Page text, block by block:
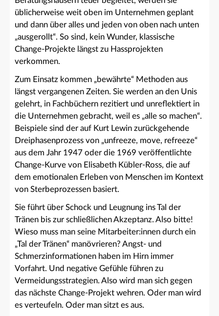
üblicherweise weit oben im Unternehmen geplant
und dann über alles und jeden von oben nach unten
„ausgerollt“. So sind, kein Wunder, klassische
Change-Projekte längst zu Hassprojekten
verkommen.
Zum Einsatz kommen „bewährte“ Methoden aus
längst vergangenen Zeiten. Sie werden an den Unis
gelehrt, in Fachbüchern rezitiert und unreflektiert in
die Unternehmen gebracht, weil es „alle so machen“.
Beispiele sind der auf Kurt Lewin zurückgehende
Dreiphasenprozess von „unfreeze, move, refreeze“
aus dem Jahr 1947 oder die 1969 veröffentlichte
Change-Kurve von Elisabeth Kübler-Ross, die auf
dem emotionalen Erleben von Menschen im Kontext
von Sterbeprozessen basiert.
Sie führt über Schock und Leugnung ins Tal der
Tränen bis zur schließlichen Akzeptanz. Also bitte!
Wieso muss man seine Mitarbeiter:innen durch ein
„Tal der Tränen“ manövrieren? Angst- und
Schmerzinformationen haben im Hirn immer
Vorfahrt. Und negative Gefühle führen zu
Vermeidungsstrategien. Also wird man sich gegen
das nächste Change-Projekt wehren. Oder man wird
es verteufeln. Oder man sitzt es aus.